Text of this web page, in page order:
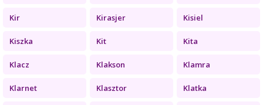
Kir Kirasjer Kisiel
Kiszka Kit Kita
Klacz Klakson Klamra
Klarnet Klasztor Klatka